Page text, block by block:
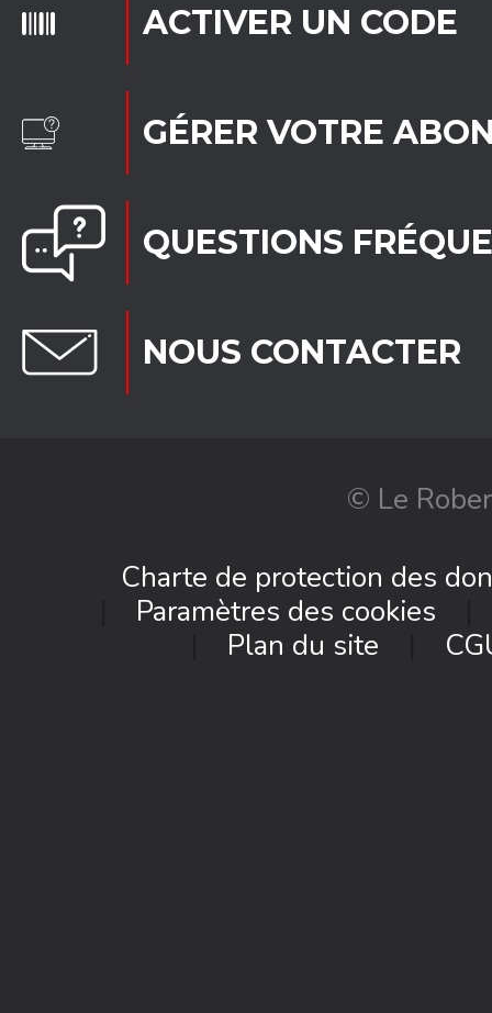
ACTIVER UN CODE
GÉRER VOTRE
QUESTIONS
NOUS CONTACTER
© Le
Charte de protection des
Paramètres des cookies
Plan du site